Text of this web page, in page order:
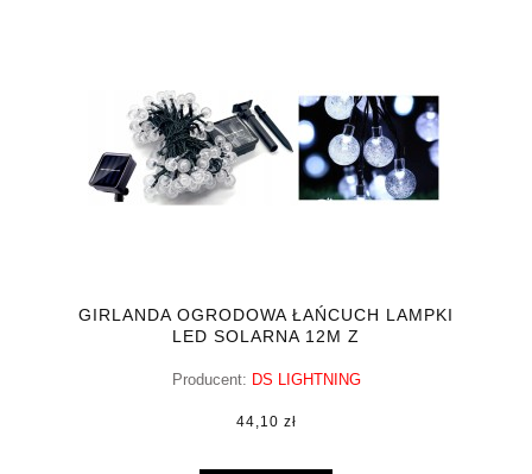
GIRLANDA OGRODOWA ŁAŃCUCH LAMPKI
LED SOLARNA 12M Z
Producent: DS LIGHTNING
44,10 zł